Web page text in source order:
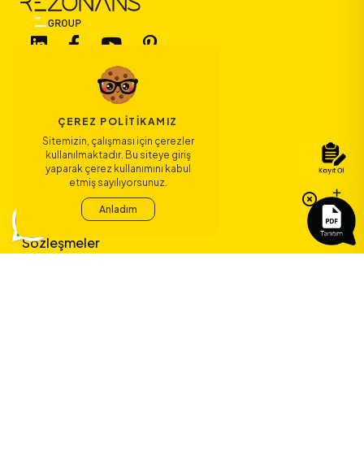
Bize Ulaşın
Bağlantılar
Sözleşmeler
ÇEREZ POLITIKAMIZ
Sitemizin, çalışması için çerezler
kullanılmaktadır. Bu siteye giriş
yaparak çerez kullanımını kabul
etmiş sayılıyorsunuz.
Anladım